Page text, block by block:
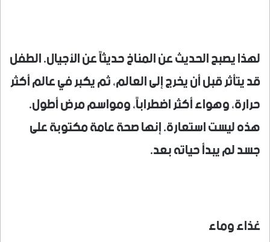
لهذا يصبح الحديث عن المناخ حديثاً عن الأجيال. الطفل
قد يتأثر قبل أن يخرج إلى العالم، ثم يكبر في عالم أكثر
حرارة، وهواء أكثر اضطراباً، ومواسم مرض أطول.
هذه ليست استعارة. إنها صحة عامة مكتوبة على
جسد لم يبدأ حياته بعد.
غذاء وماء